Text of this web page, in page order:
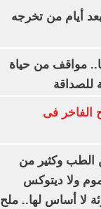
أيام من تخرجه
مواقف من حياة
للصداقة
فى
الطب وكثير من
ولا ديتوكس
لا أساس لها.. ملح